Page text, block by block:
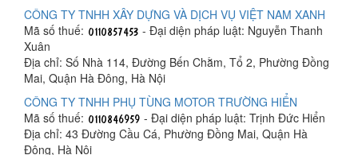
CÔNG TY TNHH XÂY DỰNG VÀ DỊCH VỤ VIỆT NAM XANH
Mã số thuế:
- Đại diện pháp luật: Nguyễn Thanh
Xuân
Địa chỉ: Số Nhà 114, Đường Bến Chằm, Tổ 2, Phường Đồng
Mai, Quận Hà Đông, Hà Nội
CÔNG TY TNHH PHỤ TÙNG MOTOR TRƯỜNG HIỂN
Mã số thuế:
- Đại diện pháp luật: Trịnh Đức Hiển
Địa chỉ: 43 Đường Cầu Cá, Phường Đồng Mai, Quận Hà
Đông, Hà Nội